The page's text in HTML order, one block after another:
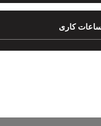
کاری